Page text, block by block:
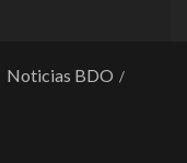
Noticias BDO